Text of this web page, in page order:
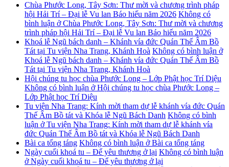
Chùa Phước Long, Tây Sơn: Thư mời và chương trình pháp
hội Hải Trí – Đại lễ Vu lan Báo hiếu năm 2026 Không có
bình luận ở Chùa Phước Long, Tây Sơn: Thư mời và chương
trình pháp hội Hải Trí – Đại lễ Vu lan Báo hiếu năm 2026
Khoá lễ Ngũ bách danh – Khánh vía đức Quán Thế Âm Bồ
Tát tại Tu viện Nha Trang, Khánh Hoà Không có bình luận ở
Khoá lễ Ngũ bách danh – Khánh vía đức Quán Thế Âm Bồ
Tát tại Tu viện Nha Trang, Khánh Hoà
Hội chúng tu học chùa Phước Long – Lớp Phật học Trí Diệu
Không có bình luận ở Hội chúng tu học chùa Phước Long –
Lớp Phật học Trí Diệu
Tu viện Nha Trang: Kính mời tham dự lễ khánh vía đức Quán
Thế Âm Bồ tát và Khóa lễ Ngũ Bách Danh Không có bình
luận ở Tu viện Nha Trang: Kính mời tham dự lễ khánh vía
đức Quán Thế Âm Bồ tát và Khóa lễ Ngũ Bách Danh
Bài ca tống táng Không có bình luận ở Bài ca tống táng
Ngày cuối khoá tu – Để yêu thương ở lại Không có bình luận
ở Ngày cuối khoá tu – Để yêu thương ở lại